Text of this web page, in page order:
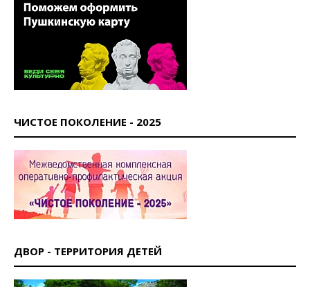
ЧИСТОЕ ПОКОЛЕНИЕ - 2025
ДВОР - ТЕРРИТОРИЯ ДЕТЕЙ